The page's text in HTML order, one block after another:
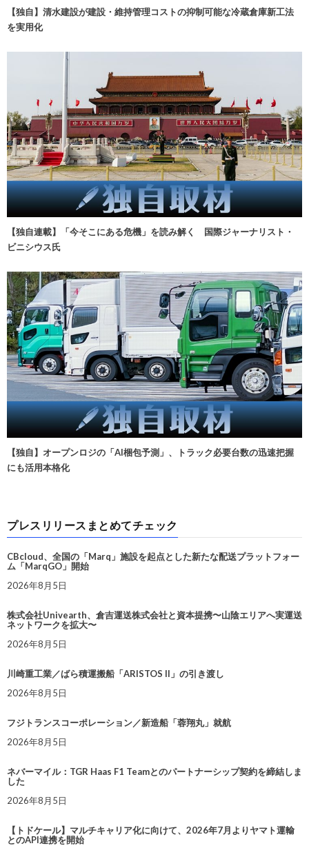
【独自】清水建設が建設・維持管理コストの抑制可能な冷蔵倉庫新工法
を実用化
【独自連載】「今そこにある危機」を読み解く 国際ジャーナリスト・
ビニシウス氏
【独自】オープンロジの「AI梱包予測」、トラック必要台数の迅速把握
にも活用本格化
プレスリリースまとめてチェック
CBcloud、全国の「Marq」施設を起点とした新たな配送プラットフォー
ム「MarqGO」開始
2026年8月5日
株式会社Univearth、倉吉運送株式会社と資本提携〜山陰エリアへ実運送
ネットワークを拡大〜
2026年8月5日
川崎重工業／ばら積運搬船「ARISTOS II」の引き渡し
2026年8月5日
フジトランスコーポレーション／新造船「蓉翔丸」就航
2026年8月5日
ネバーマイル：TGR Haas F1 Teamとのパートナーシップ契約を締結しま
した
2026年8月5日
【トドケール】マルチキャリア化に向けて、2026年7月よりヤマト運輸
とのAPI連携を開始